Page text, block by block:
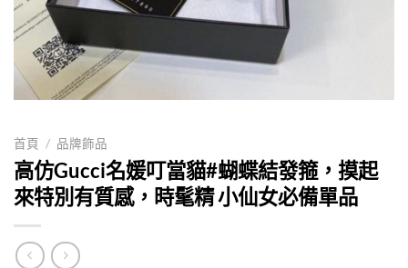
首頁 / 品牌飾品
高仿Gucci名媛叮當貓#蝴蝶結發箍，摸起
來特別有質感，時髦精 小仙女必備單品